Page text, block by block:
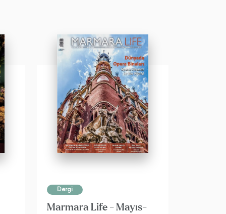
Dergi
Marmara Life - Mayıs-